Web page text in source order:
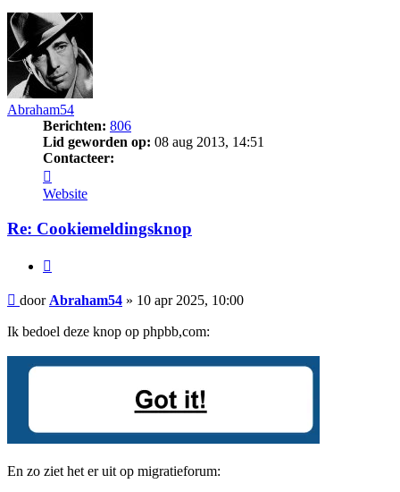
Abraham54
Berichten: 806
Lid geworden op: 08 aug 2013, 14:51
Contacteer:
Abraham54
Website
Re: Cookiemeldingsknop
Bericht
door Abraham54 » 10 apr 2025, 10:00
Ik bedoel deze knop op phpbb,com:
En zo ziet het er uit op migratieforum: